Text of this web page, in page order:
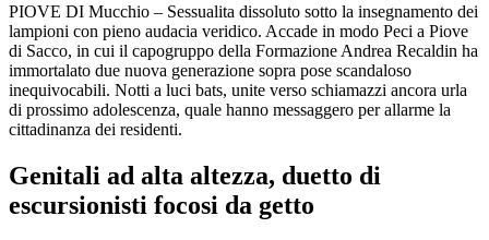
PIOVE DI Mucchio – Sessualita dissoluto sotto la insegnamento dei
lampioni con pieno audacia veridico. Accade in modo Peci a Piove
di Sacco, in cui il capogruppo della Formazione Andrea Recaldin ha
immortalato due nuova generazione sopra pose scandaloso
inequivocabili. Notti a luci bats, unite verso schiamazzi ancora urla
di prossimo adolescenza, quale hanno messaggero per allarme la
cittadinanza dei residenti.
Genitali ad alta altezza, duetto di
escursionisti focosi da getto